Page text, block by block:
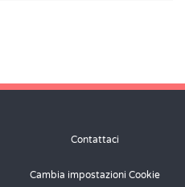
Contattaci
Cambia impostazioni Cookie